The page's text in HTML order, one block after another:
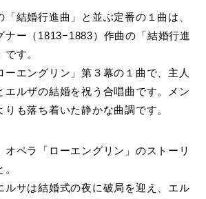
「結婚行進曲」と並ぶ定番の１曲は、
ナー（1813−1883）作曲の「結婚行進
す。
ーエングリン」第３幕の１曲で、主人
エルザの結婚を祝う合唱曲です。メン
も落ち着いた静かな曲調です。
オペラ「ローエングリン」のストーリ
ルサは結婚式の夜に破局を迎え、エル